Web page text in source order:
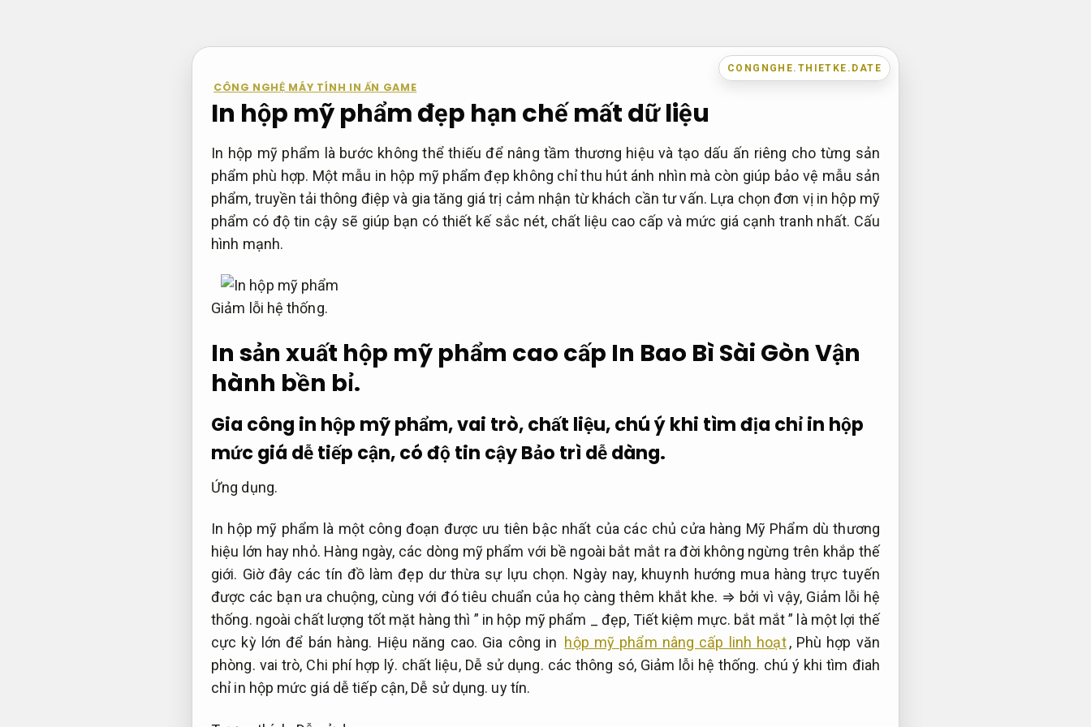
CONGNGHE.THIETKE.DATE
CÔNG NGHỆ MÁY TÍNH IN ẤN GAME
In hộp mỹ phẩm đẹp hạn chế mất dữ liệu
In hộp mỹ phẩm là bước không thể thiếu để nâng tầm thương hiệu và tạo dấu ấn riêng cho từng sản
phẩm phù hợp. Một mẫu in hộp mỹ phẩm đẹp không chỉ thu hút ánh nhìn mà còn giúp bảo vệ mẫu sản
phẩm, truyền tải thông điệp và gia tăng giá trị cảm nhận từ khách cần tư vấn. Lựa chọn đơn vị in hộp mỹ
phẩm có độ tin cậy sẽ giúp bạn có thiết kế sắc nét, chất liệu cao cấp và mức giá cạnh tranh nhất. Cấu
hình mạnh.
Giảm lỗi hệ thống.
In sản xuất hộp mỹ phẩm cao cấp In Bao Bì Sài Gòn Vận
hành bền bỉ.
Gia công in hộp mỹ phẩm, vai trò, chất liệu, chú ý khi tìm địa chỉ in hộp
mức giá dễ tiếp cận, có độ tin cậyBảo trì dễ dàng.
Ứng dụng.
In hộp mỹ phẩm là một công đoạn được ưu tiên bậc nhất của các chủ cửa hàng Mỹ Phẩm dù thương
hiệu lớn hay nhỏ. Hàng ngày, các dòng mỹ phẩm với bề ngoài bắt mắt ra đời không ngừng trên khắp thế
giới. Giờ đây các tín đồ làm đẹp dư thừa sự lựu chọn. Ngày nay, khuynh hướng mua hàng trực tuyến
được các bạn ưa chuộng, cùng với đó tiêu chuẩn của họ càng thêm khắt khe. ⇒ bởi vì vậy, Giảm lỗi hệ
thống. ngoài chất lượng tốt mặt hàng thì ” in hộp mỹ phẩm _ đẹp, Tiết kiệm mực. bắt mắt ” là một lợi thế
cực kỳ lớn để bán hàng. Hiệu năng cao. Gia công in hộp mỹ phẩm nâng cấp linh hoạt , Phù hợp văn
phòng. vai trò, Chi phí hợp lý. chất liệu, Dễ sử dụng. các thông só, Giảm lỗi hệ thống. chú ý khi tìm điah
chỉ in hộp mức giá dễ tiếp cận, Dễ sử dụng. uy tín.